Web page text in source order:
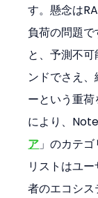
す。懸念は
負荷の問題
と、予測不
ンドでさえ
ーという重
により、
ア」のカテ
リストはユ
者のエコシス